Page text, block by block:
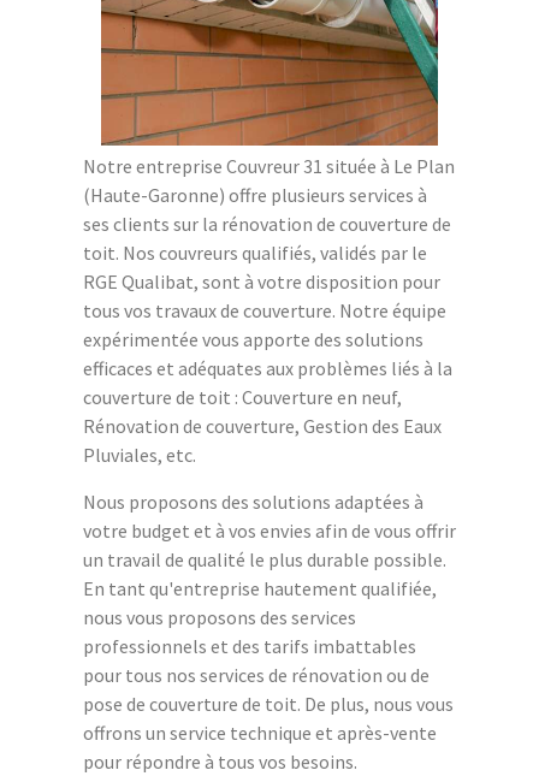
Notre entreprise Couvreur 31 située à Le Plan
(Haute-Garonne) offre plusieurs services à
ses clients sur la rénovation de couverture de
toit. Nos couvreurs qualifiés, validés par le
RGE Qualibat, sont à votre disposition pour
tous vos travaux de couverture. Notre équipe
expérimentée vous apporte des solutions
efficaces et adéquates aux problèmes liés à la
couverture de toit : Couverture en neuf,
Rénovation de couverture, Gestion des Eaux
Pluviales, etc.
Nous proposons des solutions adaptées à
votre budget et à vos envies afin de vous offrir
un travail de qualité le plus durable possible.
En tant qu'entreprise hautement qualifiée,
nous vous proposons des services
professionnels et des tarifs imbattables
pour tous nos services de rénovation ou de
pose de couverture de toit. De plus, nous vous
offrons un service technique et après-vente
pour répondre à tous vos besoins.